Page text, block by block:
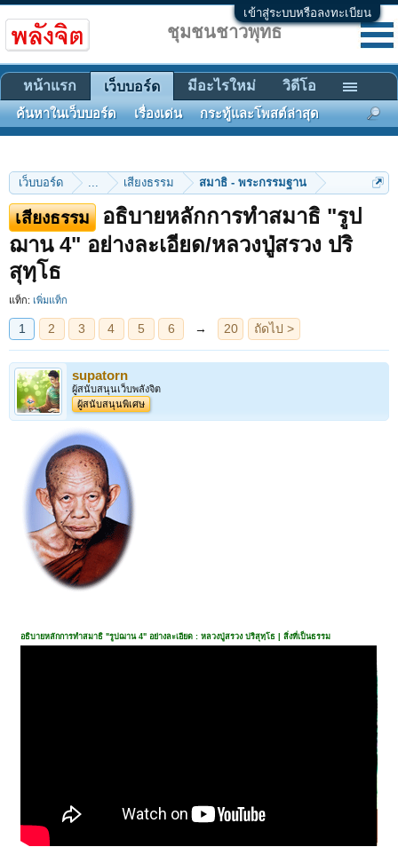
เข้าสู่ระบบหรือลงทะเบียน
เว็บบอร์ด ... เสียงธรรม สมาธิ - พระกรรมฐาน
เสียงธรรม
อธิบายหลักการทำสมาธิ "รูป
ฌาน 4" อย่างละเอียด/หลวงปู่สรวง ปริ
สุทฺโธ
แท็ก: เพิ่มแท็ก
1 2 3 4 20
supatorn
ผู้สนับสนุนเว็บพลังจิต
ผู้สนับสนุนพิเศษ
อธิบายหลักการทำสมาธิ "รูปฌาน 4" อย่างละเอียด : หลวงปู่สรวง ปริสุทฺโธ | สิ่งที่เป็นธรรม
ชุมชนชาวพุทธ
หน้าแรก เว็บบอร์ด
ค้นหาในเว็บบอร์ด เรื่องเด่น กระทู้และโพสต์ล่าสุด
มีอะไรใหม่ วิดีโอ